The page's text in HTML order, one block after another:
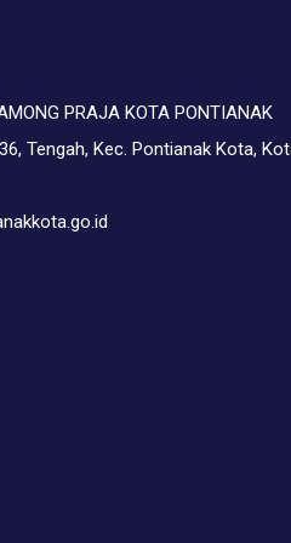
PRAJA KOTA PONTIANAK
Tengah, Kec. Pontianak Kota,